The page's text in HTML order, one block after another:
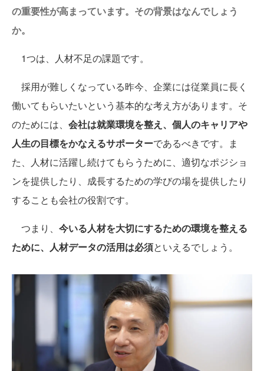
の重要性が高まっています。その背景はなんでしょう
か。
1つは、人材不足の課題です。
採用が難しくなっている昨今、企業には従業員に長く
働いてもらいたいという基本的な考え方があります。そ
のためには、 会社は就業環境を整え、個人のキャリアや
人生の目標をかなえるサポーターであるべきです。ま
た、人材に活躍し続けてもらうために、適切なポジショ
ンを提供したり、成長するための学びの場を提供したり
することも会社の役割です。
つまり、 今いる人材を大切にするための環境を整える
ために、人材データの活用は必須といえるでしょう。